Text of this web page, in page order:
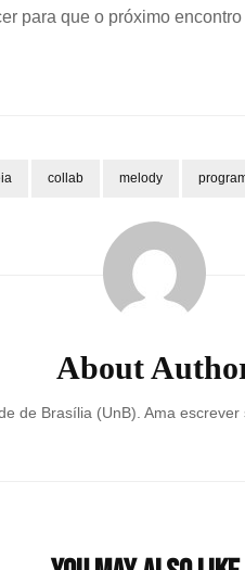
para que o próximo
collab melody
About
de Brasília (UnB). Ama